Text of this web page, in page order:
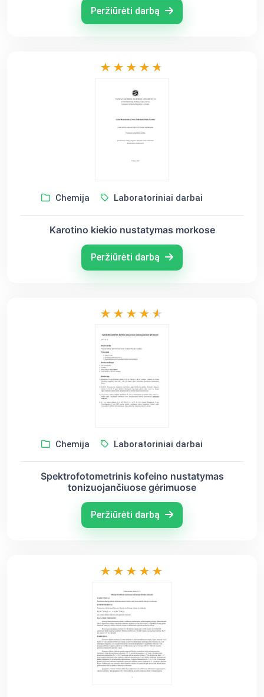
Peržiūrėti darbą
Chemija Laboratoriniai darbai
Karotino kiekio nustatymas morkose
Peržiūrėti darbą
Chemija Laboratoriniai darbai
Spektrofotometrinis kofeino nustatymas
tonizuojančiuose gėrimuose
Peržiūrėti darbą